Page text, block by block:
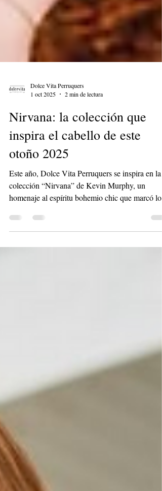
Dolce Vita Perruquers
1 oct 2025
2 min de lectura
Nirvana: la colección que
inspira el cabello de este
otoño 2025
colección “Nirvana” de Kevin Murphy, un
homenaje al espíritu bohemio chic que marcó los
años 60 en Marrakesh, pero reinventado para la